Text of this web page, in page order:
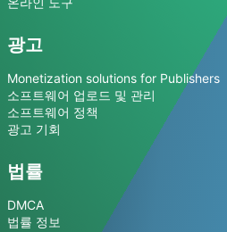
광고
Monetization solutions for Publishers
소프트웨어 업로드 및 관리
소프트웨어 정책
광고 기회
법률
DMCA
법률 정보